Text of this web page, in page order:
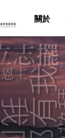
關於